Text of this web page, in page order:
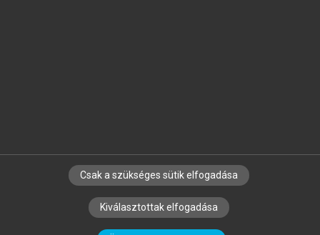
SZERZŐKNEK CÉGEKNEK KÖNYVTÁROSOKNAK
SZERKESZTÉSI ÉS LEKTORÁLÁSI ALAPELVEK
Csak a szükséges sütik elfogadása
Kiválasztottak elfogadása